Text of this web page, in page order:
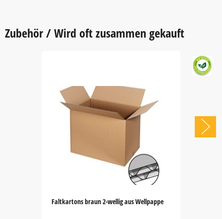
Zubehör / Wird oft zusammen gekauft
Faltkartons braun 2-wellig aus Wellpappe